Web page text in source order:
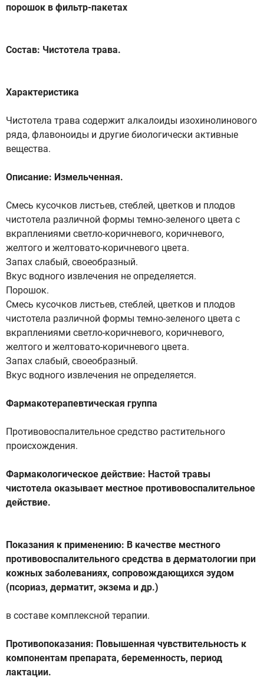
порошок в фильтр-пакетах
Состав: Чистотела трава.
Характеристика
Чистотела трава содержит алкалоиды изохинолинового
ряда, флавоноиды и другие биологически активные
вещества.
Описание: Измельченная.
Смесь кусочков листьев, стеблей, цветков и плодов
чистотела различной формы темно-зеленого цвета с
вкраплениями светло-коричневого, коричневого,
желтого и желтовато-коричневого цвета.
Запах слабый, своеобразный.
Вкус водного извлечения не определяется.
Порошок.
Смесь кусочков листьев, стеблей, цветков и плодов
чистотела различной формы темно-зеленого цвета с
вкраплениями светло-коричневого, коричневого,
желтого и желтовато-коричневого цвета.
Запах слабый, своеобразный.
Вкус водного извлечения не определяется.
Фармакотерапевтическая группа
Противовоспалительное средство растительного
происхождения.
Фармакологическое действие: Настой травы
чистотела оказывает местное противовоспалительное
действие.
Показания к применению: В качестве местного
противовоспалительного средства в дерматологии при
кожных заболеваниях, сопровождающихся зудом
(псориаз, дерматит, экзема и др.)
в составе комплексной терапии.
Противопоказания: Повышенная чувствительность к
компонентам препарата, беременность, период
лактации.